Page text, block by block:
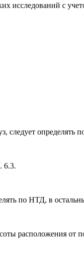
с
следует определять
6.3.
по НТД, в
расположения от